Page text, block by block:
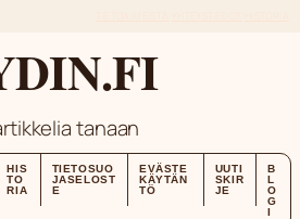
tanaan
HIS
TO
RIA
TIETOSUO
JASELOST
E
EVÄSTE
KÄYTÄN
TÖ
UUTI
SKIR
JE
B
L
O
G
I